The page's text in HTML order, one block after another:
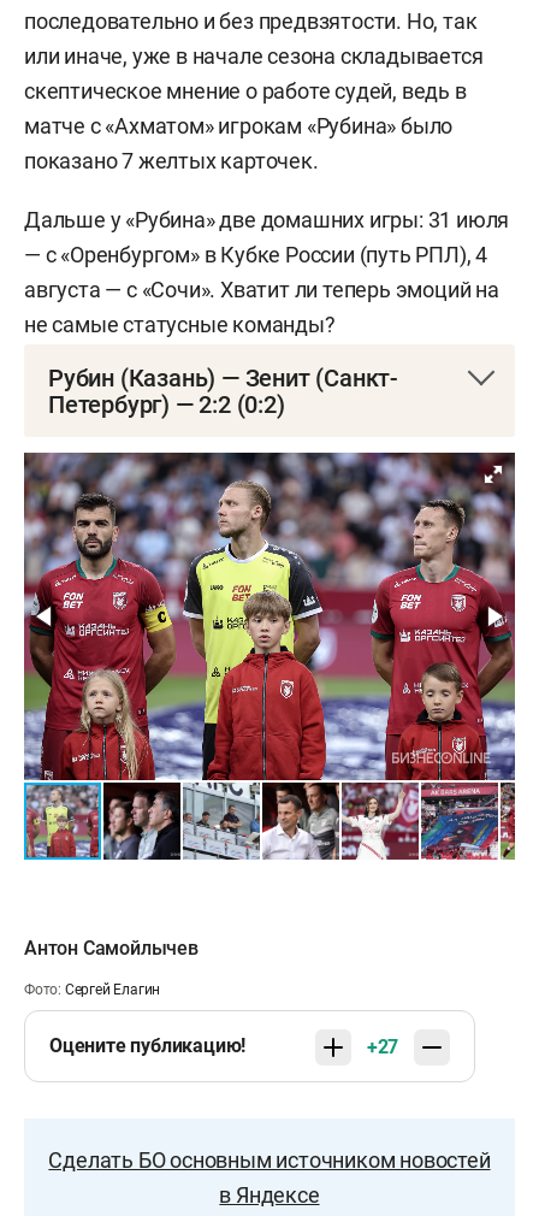
последовательно и без предвзятости. Но, так
или иначе, уже в начале сезона складывается
скептическое мнение о работе судей, ведь в
матче с «Ахматом» игрокам «Рубина» было
показано 7 желтых карточек.
Дальше у «Рубина» две домашних игры: 31 июля
— с «Оренбургом» в Кубке России (путь РПЛ), 4
августа — с «Сочи». Хватит ли теперь эмоций на
не самые статусные команды?
Рубин (Казань) — Зенит (Санкт-
Петербург) — 2:2 (0:2)
Чемпионат России. 2-й тур
27 июля. «Ак Барс Арена». 23 456 зрителей
0:1 — Мостовой, 11 (пенальти)
0:2 — Кассьерра, 36
1:2 — Ходжа, 47
2:2 — Даку, 90
«Рубин»: Ставер, Кабутов, Тесленко, Вуячич,
Грицаенко (Безруков, 46), Рожков, Иву, Йочич
«Зенит»: Латышонок, Дуглас Сантос, Дркушич,
(Вега, 85), Мантуан, Глушенков (Гонду, 46), Педро,
Кассьерра
Антон Самойлычев
Фото: Сергей Елагин
Оцените публикацию! +27
Сделать БО основным источником новостей
в Яндексе